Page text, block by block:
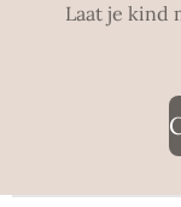
Laat je kind